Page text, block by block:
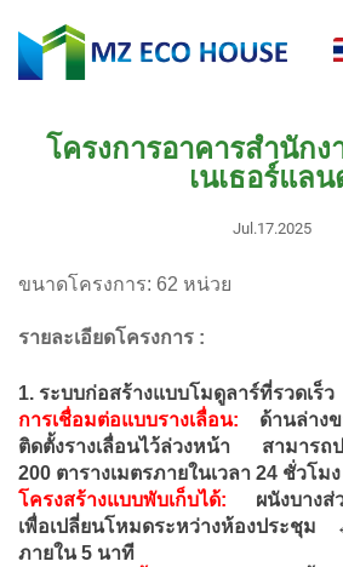
โครงการอาคารสำนักง
เนเธอร์แลน
Jul.17.2025
ขนาดโครงการ: 62 หน่วย
รายละเอียดโครงการ :
1. ระบบก่อสร้างแบบโมดูลาร์ที่รวดเร็ว
การเชื่อมต่อแบบรางเลื่อน: ด้านล่าง
ติดตั้งรางเลื่อนไว้ล่วงหน้า สามารถ
200 ตารางเมตรภายในเวลา 24 ชั่วโมง
โครงสร้างแบบพับเก็บได้: ผนังบาง
เพื่อเปลี่ยนโหมดระหว่างห้องประชุ
ภายใน 5 นาที